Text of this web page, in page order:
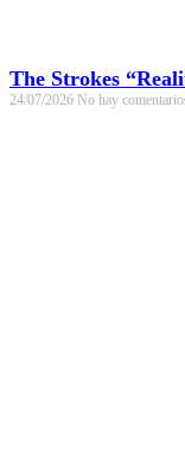
The Strokes
24/07/2026 No hay